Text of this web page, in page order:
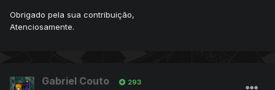
Obrigado pela sua contribuição,
Atenciosamente.
Gabriel Couto 293